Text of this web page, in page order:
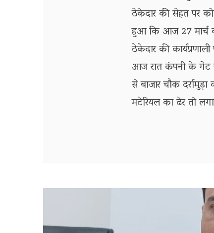
ठेकेदार की सेहत पर
हुआ कि आज 27 मार्च
ठेकेदार की
आज रात कंपनी के गेट
से बाजार चौक
मटेरियल का ढेर तो